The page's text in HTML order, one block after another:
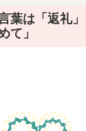
葉は「返礼
て」